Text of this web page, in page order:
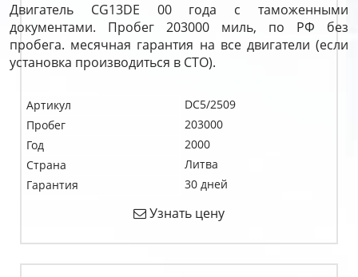
Двигатель CG13DE 00 года с таможенными
документами. Пробег 203000 миль, по РФ без
пробега. месячная гарантия на все двигатели (если
установка производиться в СТО).
Артикул
DC5/2509
Пробег
203000
Год
2000
Страна
Литва
Гарантия
30 дней
Узнать цену